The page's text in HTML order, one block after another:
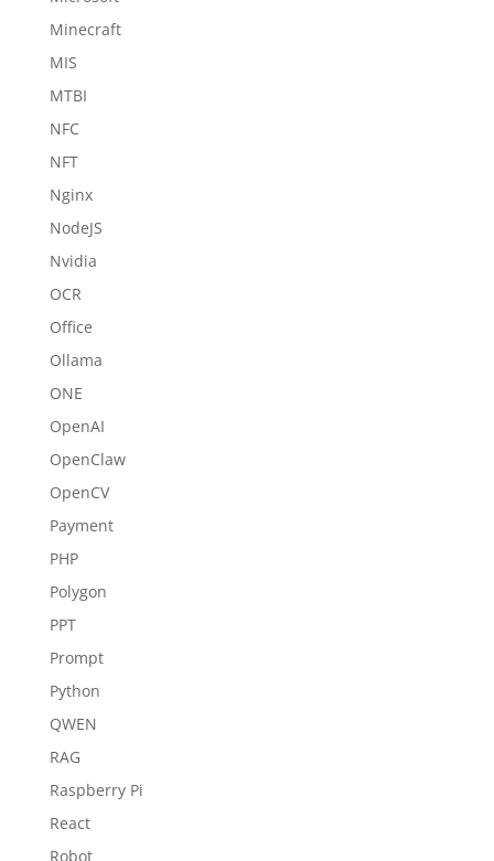
Minecraft
MIS
MTBI
NFC
NFT
Nginx
NodeJS
Nvidia
OCR
Office
Ollama
ONE
OpenAI
OpenClaw
OpenCV
Payment
PHP
Polygon
PPT
Prompt
Python
QWEN
RAG
Raspberry Pi
React
Robot